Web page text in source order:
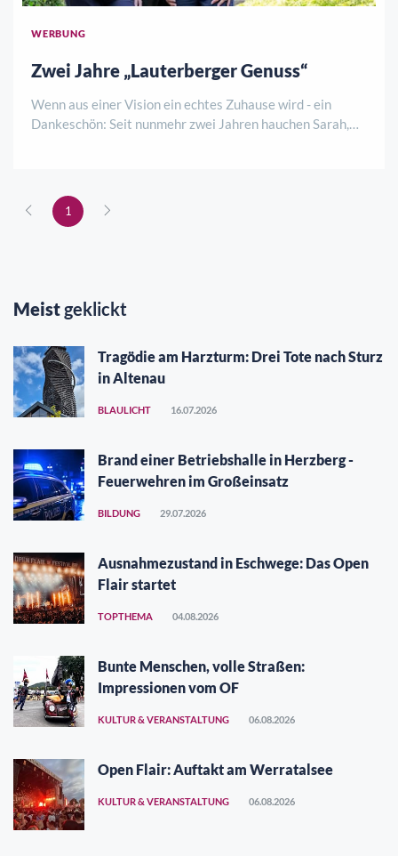
WERBUNG
Zwei Jahre „Lauterberger Genuss“
Wenn aus einer Vision ein echtes Zuhause wird - ein
Dankeschön: Seit nunmehr zwei Jahren hauchen Sarah,
1
Meistgeklickt
Tragödie am Harzturm: Drei Tote nach Sturz
in Altenau
BLAULICHT 16.07.2026
Brand einer Betriebshalle in Herzberg -
Feuerwehren im Großeinsatz
BILDUNG 29.07.2026
Ausnahmezustand in Eschwege: Das Open
Flair startet
TOPTHEMA 04.08.2026
Bunte Menschen, volle Straßen:
Impressionen vom OF
KULTUR & VERANSTALTUNG 06.08.2026
Open Flair: Auftakt am Werratalsee
KULTUR & VERANSTALTUNG 06.08.2026